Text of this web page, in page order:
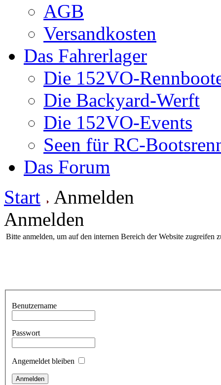
AGB
Versandkosten
Das Fahrerlager
Die 152VO-
Die Backyard-Werft
Die 152VO-Events
Seen für RC-
Das Forum
Start
Anmelden
Anmelden
Bitte anmelden, um auf den internen Bereich der Website zugreifen
Benutzername
Passwort
Angemeldet bleiben